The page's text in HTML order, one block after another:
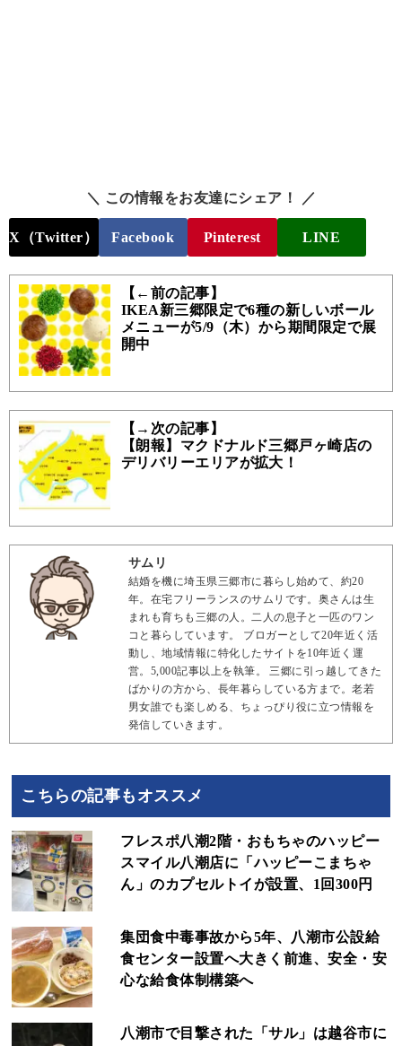
＼ この情報をお友達にシェア！ ／
X（Twitter） Facebook Pinterest LINE
【←前の記事】
IKEA新三郷限定で6種の新しいボール
メニューが5/9（木）から期間限定で展
開中
【→次の記事】
【朗報】マクドナルド三郷戸ヶ崎店の
デリバリーエリアが拡大！
サムリ
結婚を機に埼玉県三郷市に暮らし始めて、約20
年。在宅フリーランスのサムリです。奥さんは生
まれも育ちも三郷の人。二人の息子と一匹のワン
コと暮らしています。 ブロガーとして20年近く活
動し、地域情報に特化したサイトを10年近く運
営。5,000記事以上を執筆。 三郷に引っ越してきた
ばかりの方から、長年暮らしている方まで。老若
男女誰でも楽しめる、ちょっぴり役に立つ情報を
発信していきます。
こちらの記事もオススメ
フレスポ八潮2階・おもちゃのハッピー
スマイル八潮店に「ハッピーこまちゃ
ん」のカプセルトイが設置、1回300円
集団食中毒事故から5年、八潮市公設給
食センター設置へ大きく前進、安全・安
心な給食体制構築へ
八潮市で目撃された「サル」は越谷市に